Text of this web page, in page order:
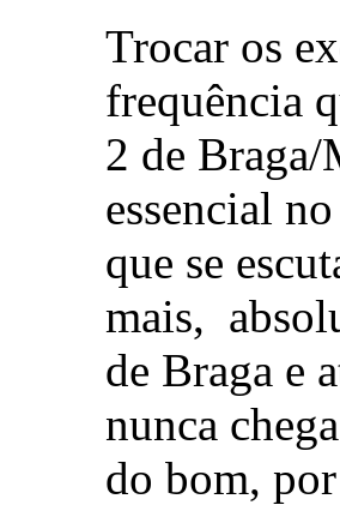
Trocar os
frequência
2 de
essencial
que se
mais,
de Braga e
nunca
do bom,